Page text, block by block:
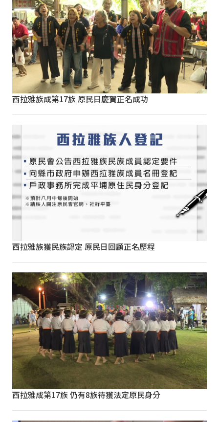
西拉雅族成第17族 原民日慶賀正名成功
西拉雅族獲民族認定 原民日回顧正名歷程
西拉雅成第17族 仍有8族待獲法定原民身分